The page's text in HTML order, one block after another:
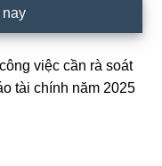
nay
việc cần rà soát
tài chính năm 2025